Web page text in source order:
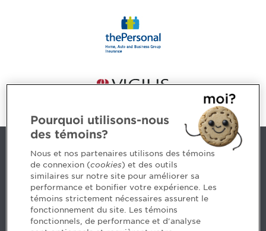
Contact us
5, Place Ville Marie, bureau 800, Montréal (Québec)
H3B 2G2
www.cpaquebec.ca
Questions? Ask our team >
Pourquoi utilisons-nous
des témoins?
Nous et nos partenaires utilisons des témoins
de connexion (cookies) et des outils
similaires sur notre site pour améliorer sa
performance et bonifier votre expérience. Les
témoins strictement nécessaires assurent le
fonctionnement du site. Les témoins
fonctionnels, de performance et d'analyse